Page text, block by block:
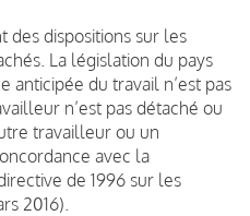
dispositions sur les
La législation du pays
anticipée du travail n’est pas
n’est pas détaché ou
travailleur ou un
avec la
de 1996 sur les
2016).